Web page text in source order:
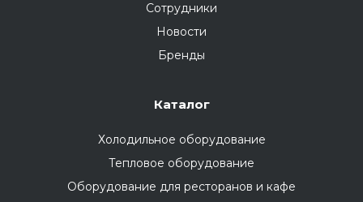
Сотрудники
Новости
Бренды
Каталог
Холодильное оборудование
Тепловое оборудование
Оборудование для ресторанов и кафе